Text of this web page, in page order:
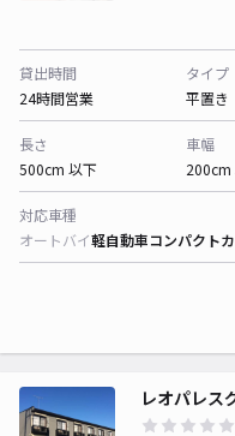
貸出時間
24時間営業
タイプ
平置き
長さ
500cm 以下
車幅
200cm
対応車種
オートバイ軽自動車コンパクト
レオパレス